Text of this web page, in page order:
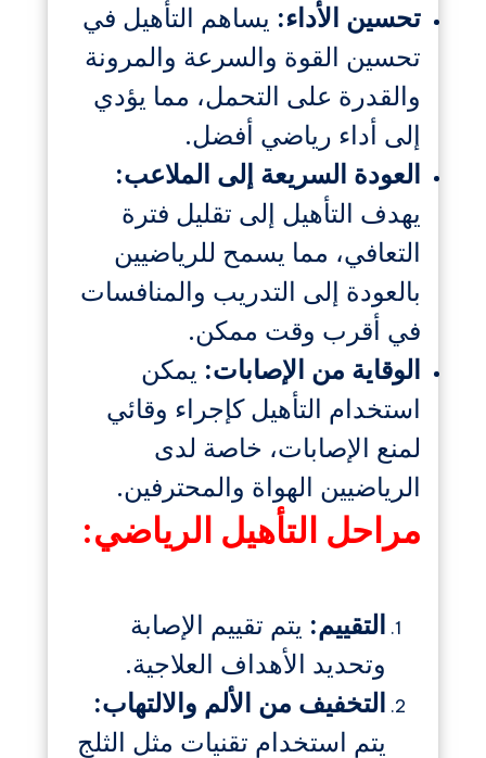
تحسين الأداء: يساهم التأهيل في
تحسين القوة والسرعة والمرونة
والقدرة على التحمل، مما يؤدي
إلى أداء رياضي أفضل.
العودة السريعة إلى الملاعب:
يهدف التأهيل إلى تقليل فترة
التعافي، مما يسمح للرياضيين
بالعودة إلى التدريب والمنافسات
في أقرب وقت ممكن.
الوقاية من الإصابات: يمكن
استخدام التأهيل كإجراء وقائي
لمنع الإصابات، خاصة لدى
الرياضيين الهواة والمحترفين.
مراحل التأهيل الرياضي:
التقييم: يتم تقييم الإصابة
وتحديد الأهداف العلاجية.
التخفيف من الألم والالتهاب:
يتم استخدام تقنيات مثل الثلج